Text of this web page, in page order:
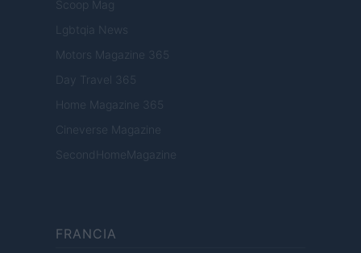
Scoop Mag
Lgbtqia News
Motors Magazine 365
Day Travel 365
Home Magazine 365
Cineverse Magazine
SecondHomeMagazine
FRANCIA